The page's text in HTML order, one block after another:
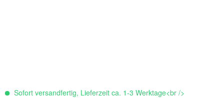
Sofort versandfertig, Lieferzeit ca. 1-3 Werktage<br />